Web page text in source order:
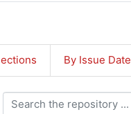
By Issue Date